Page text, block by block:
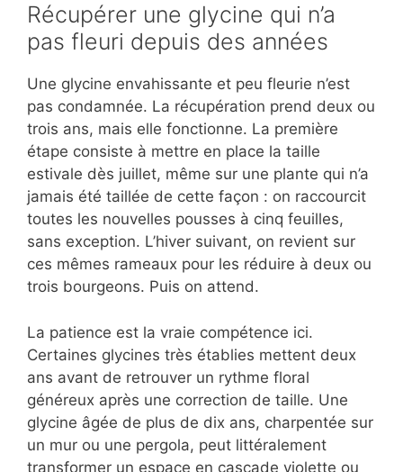
Récupérer une glycine qui n’a
pas fleuri depuis des années
Une glycine envahissante et peu fleurie n’est
pas condamnée. La récupération prend deux ou
trois ans, mais elle fonctionne. La première
étape consiste à mettre en place la taille
estivale dès juillet, même sur une plante qui n’a
jamais été taillée de cette façon : on raccourcit
toutes les nouvelles pousses à cinq feuilles,
sans exception. L’hiver suivant, on revient sur
ces mêmes rameaux pour les réduire à deux ou
trois bourgeons. Puis on attend.
La patience est la vraie compétence ici.
Certaines glycines très établies mettent deux
ans avant de retrouver un rythme floral
généreux après une correction de taille. Une
glycine âgée de plus de dix ans, charpentée sur
un mur ou une pergola, peut littéralement
transformer un espace en cascade violette ou